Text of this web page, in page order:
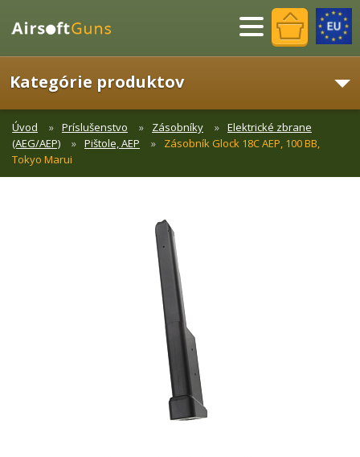
Menu
Kategórie produktov
Úvod Príslušenstvo Zásobníky
Elektrické zbrane
(AEG/AEP)
Pištole, AEP
Zásobník Glock 18C AEP, 100 BB,
Tokyo Marui